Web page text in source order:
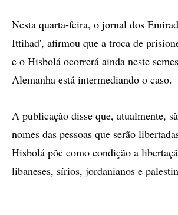
Nesta quarta-feira, o jornal dos
Ittihad', afirmou que a troca de
e o Hisbolá ocorrerá ainda neste
Alemanha está intermediando o caso.
A publicação disse que, atualmente,
nomes das pessoas que serão
Hisbolá põe como condição a
libaneses, sírios, jordanianos e